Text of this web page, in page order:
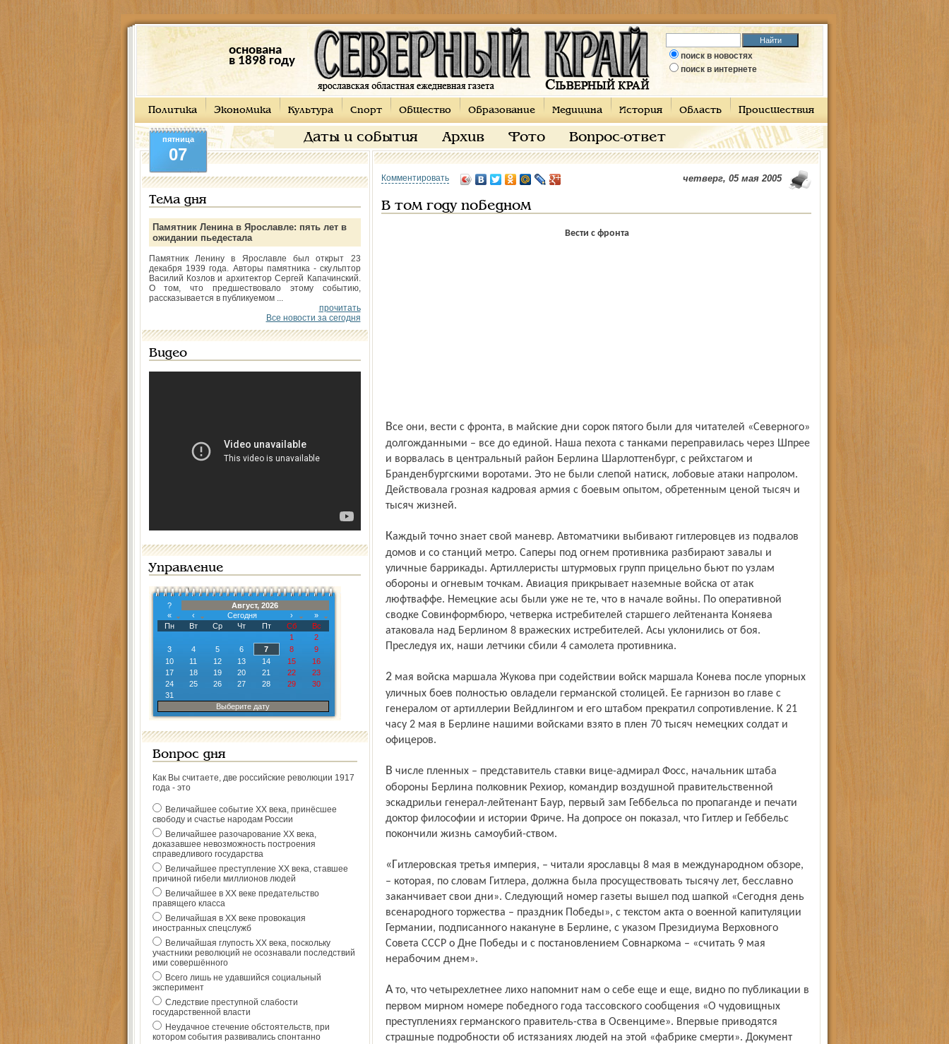
основана
в 1898 году
поиск в новостях
поиск в интернете
Политика Экономика Культура Спорт Общество Образование Медицина История Область Происшествия
Даты и события Архив Фото Вопрос-ответ
пятница
07
Тема дня
Памятник Ленина в Ярославле: пять лет в
ожидании пьедестала
Памятник Ленину в Ярославле был открыт 23
декабря 1939 года. Авторы памятника - скульптор
Василий Козлов и архитектор Сергей Капачинский.
О том, что предшествовало этому событию,
рассказывается в публикуемом ...
прочитать
Все новости за сегодня
Видео
Управление
?
Август, 2026
«
‹ Сегодня ›
»
Пн
Вт Ср Чт Пт Сб
Вс
1
2
3
4 5 6 7 8
9
10
11 12 13 14 15
16
17
18 19 20 21 22
23
24
25 26 27 28 29
30
31
Выберите дату
Вопрос дня
Как Вы считаете, две российские революции 1917
года - это
Величайшее событие ХХ века, принёсшее
свободу и счастье народам России
Величайшее разочарование ХХ века,
доказавшее невозможность построения
справедливого государства
Величайшее преступление ХХ века, ставшее
причиной гибели миллионов людей
Величайшее в ХХ веке предательство
правящего класса
Величайшая в ХХ веке провокация
иностранных спецслужб
Величайшая глупость ХХ века, поскольку
участники революций не осознавали последствий
ими совершённого
Всего лишь не удавшийся социальный
эксперимент
Следствие преступной слабости
государственной власти
Неудачное стечение обстоятельств, при
котором события развивались спонтанно
Комментировать четверг, 05 мая 2005
В том году победном
Вести с фронта
Все они, вести с фронта, в майские дни сорок пятого были для читателей «Северного»
долгожданными – все до единой. Наша пехота с танками переправилась через Шпрее
и ворвалась в центральный район Берлина Шарлоттенбург, с рейхстагом и
Бранденбургскими воротами. Это не были слепой натиск, лобовые атаки напролом.
Действовала грозная кадровая армия с боевым опытом, обретенным ценой тысяч и
тысяч жизней.
Каждый точно знает свой маневр. Автоматчики выбивают гитлеровцев из подвалов
домов и со станций метро. Саперы под огнем противника разбирают завалы и
уличные баррикады. Артиллеристы штурмовых групп прицельно бьют по узлам
обороны и огневым точкам. Авиация прикрывает наземные войска от атак
люфтваффе. Немецкие асы были уже не те, что в начале войны. По оперативной
сводке Совинформбюро, четверка истребителей старшего лейтенанта Коняева
атаковала над Берлином 8 вражеских истребителей. Асы уклонились от боя.
Преследуя их, наши летчики сбили 4 самолета противника.
2 мая войска маршала Жукова при содействии войск маршала Конева после упорных
уличных боев полностью овладели германской столицей. Ее гарнизон во главе с
генералом от артиллерии Вейдлингом и его штабом прекратил сопротивление. К 21
часу 2 мая в Берлине нашими войсками взято в плен 70 тысяч немецких солдат и
офицеров.
В числе пленных – представитель ставки вице-адмирал Фосс, начальник штаба
обороны Берлина полковник Рехиор, командир воздушной правительственной
эскадрильи генерал-лейтенант Баур, первый зам Геббельса по пропаганде и печати
доктор философии и истории Фриче. На допросе он показал, что Гитлер и Геббельс
покончили жизнь самоубий-ством.
«Гитлеровская третья империя, – читали ярославцы 8 мая в международном обзоре,
– которая, по словам Гитлера, должна была просуществовать тысячу лет, бесславно
заканчивает свои дни». Следующий номер газеты вышел под шапкой «Сегодня день
всенародного торжества – праздник Победы», с текстом акта о военной капитуляции
Германии, подписанного накануне в Берлине, с указом Президиума Верховного
Совета СССР о Дне Победы и с постановлением Совнаркома – «считать 9 мая
нерабочим днем».
А то, что четырехлетнее лихо напомнит нам о себе еще и еще, видно по публикации в
первом мирном номере победного года тассовского сообщения «О чудовищных
преступлениях германского правитель-ства в Освенциме». Впервые приводятся
страшные подробности об истязаниях людей на этой «фабрике смерти». Документ